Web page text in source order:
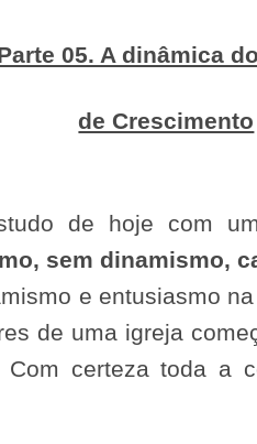
05. A dinâmica
de Crescimento
de hoje com
sem dinamismo,
e entusiasmo
de uma igreja
Com certeza toda a